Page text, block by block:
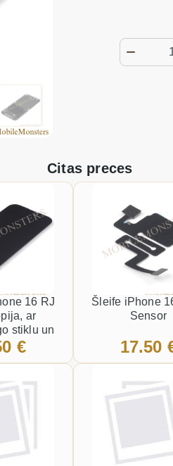
Citas preces
16 RJ
ar
stiklu un
Melns
€
Šleife iPhone
Sensor
17.50